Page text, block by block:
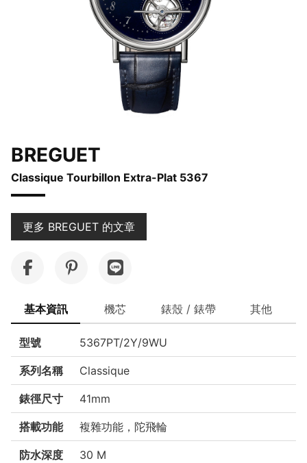
BREGUET
Classique Tourbillon Extra-Plat 5367
更多 BREGUET 的文章
基本資訊 機芯 錶殼 / 錶帶 其他
型號 5367PT/2Y/9WU
系列名稱 Classique
錶徑尺寸 41mm
搭載功能 複雜功能，陀飛輪
防水深度 30 M